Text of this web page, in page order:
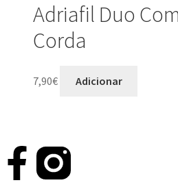
Adriafil Duo
Corda
7,90€ Adicionar